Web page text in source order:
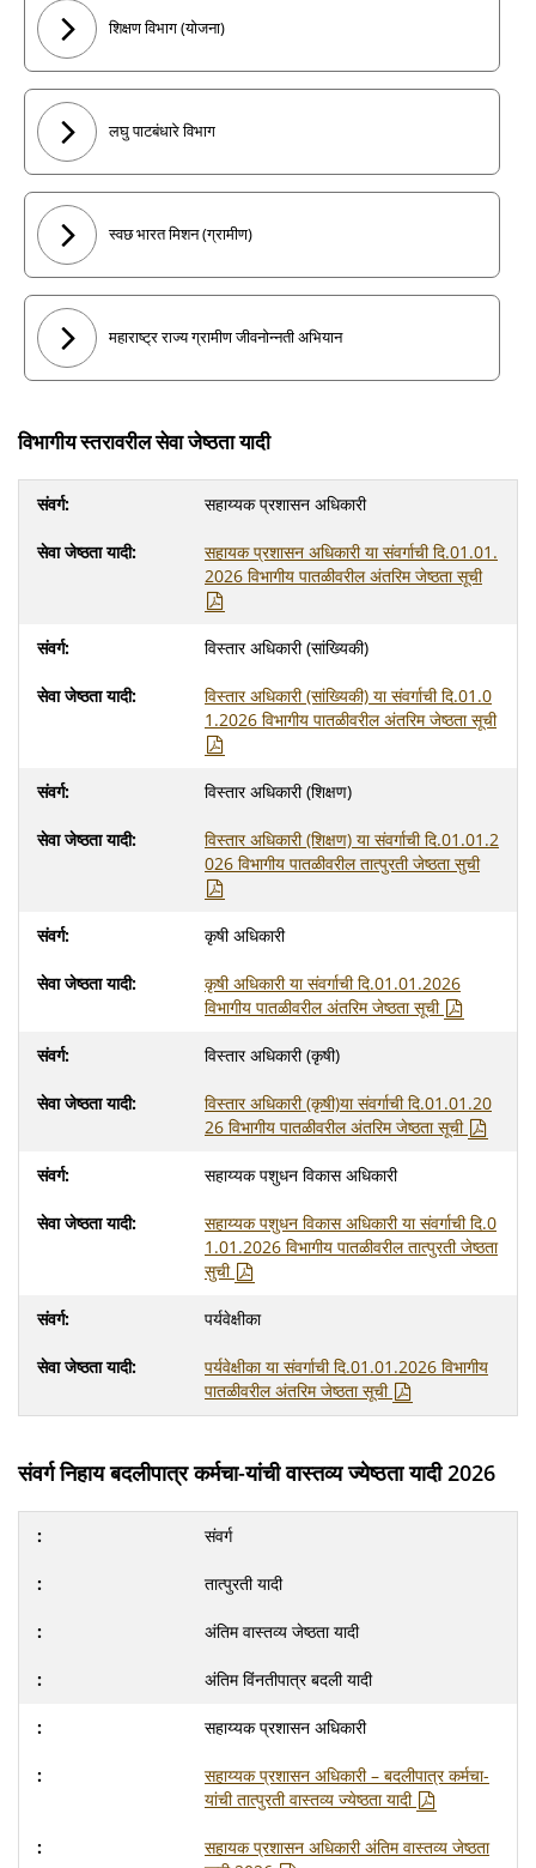
शिक्षण विभाग (योजना)
लघु पाटबंधारे विभाग
स्वछ भारत मिशन (ग्रामीण)
महाराष्ट्र राज्य ग्रामीण जीवनोन्नती अभियान
विभागीय स्तरावरील सेवा जेष्ठता यादी
सहाय्यक प्रशासन अधिकारी
सहायक प्रशासन अधिकारी या संवर्गाची दि.01.01.
2026 विभागीय पातळीवरील अंतरिम जेष्ठता सूची
विस्तार अधिकारी (सांख्यिकी)
विस्तार अधिकारी (सांख्यिकी) या संवर्गाची दि.01.0
1.2026 विभागीय पातळीवरील अंतरिम जेष्ठता सूची
विस्तार अधिकारी (शिक्षण)
विस्तार अधिकारी (शिक्षण) या संवर्गाची दि.01.01.2
026 विभागीय पातळीवरील तात्पुरती जेष्ठता सुची
कृषी अधिकारी
कृषी अधिकारी या संवर्गाची दि.01.01.2026
विभागीय पातळीवरील अंतरिम जेष्ठता सूची
विस्तार अधिकारी (कृषी)
विस्तार अधिकारी (कृषी)या संवर्गाची दि.01.01.20
26 विभागीय पातळीवरील अंतरिम जेष्ठता सूची
सहाय्यक पशुधन विकास अधिकारी
सहाय्यक पशुधन विकास अधिकारी या संवर्गाची दि.0
1.01.2026 विभागीय पातळीवरील तात्पुरती जेष्ठता
सुची
पर्यवेक्षीका
पर्यवेक्षीका या संवर्गाची दि.01.01.2026 विभागीय
पातळीवरील अंतरिम जेष्ठता सूची
संवर्ग निहाय बदलीपात्र कर्मचा-यांची वास्तव्य ज्येष्ठता यादी 2026
संवर्ग
तात्पुरती यादी
अंतिम वास्तव्य जेष्ठता यादी
अंतिम विंनतीपात्र बदली यादी
सहाय्यक प्रशासन अधिकारी
सहाय्यक प्रशासन अधिकारी – बदलीपात्र कर्मचा-
यांची तात्पुरती वास्तव्य ज्येष्ठता यादी
सहायक प्रशासन अधिकारी अंतिम वास्तव्य जेष्ठता